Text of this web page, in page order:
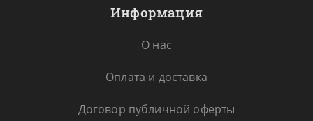
Информация
О нас
Оплата и доставка
Договор публичной оферты